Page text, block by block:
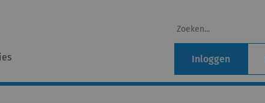
Inloggen